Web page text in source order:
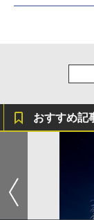
おすすめ記